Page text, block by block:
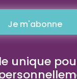
unique